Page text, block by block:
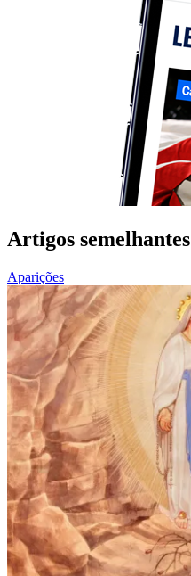
Artigos semelhantes
Aparições